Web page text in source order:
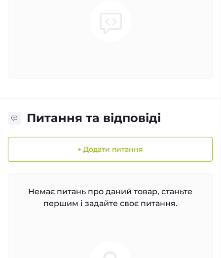
Питання та відповіді
+ Додати питання
Немає питань про даний товар, станьте
першим і задайте своє питання.